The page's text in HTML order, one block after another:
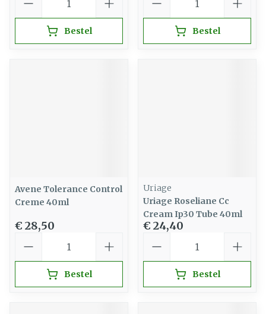
Bestel Bestel
Avene Tolerance Control
Creme 40ml
€ 28,50
Bestel
Uriage
Uriage Roseliane Cc
Cream Ip30 Tube 40ml
€ 24,40
Bestel